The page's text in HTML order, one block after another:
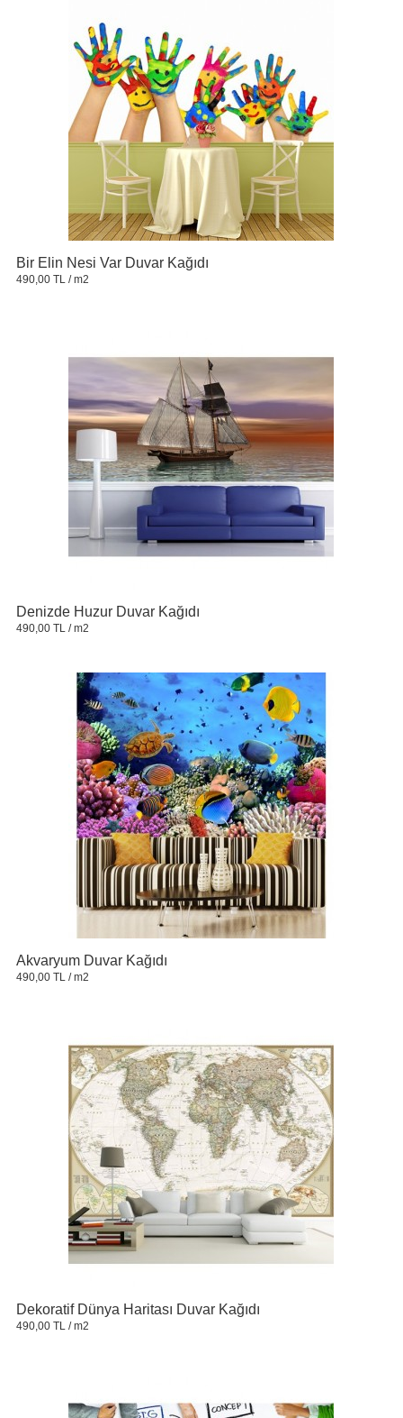
Bir Elin Nesi Var Duvar Kağıdı
490,00 TL / m2
Denizde Huzur Duvar Kağıdı
490,00 TL / m2
Akvaryum Duvar Kağıdı
490,00 TL / m2
Dekoratif Dünya Haritası Duvar Kağıdı
490,00 TL / m2